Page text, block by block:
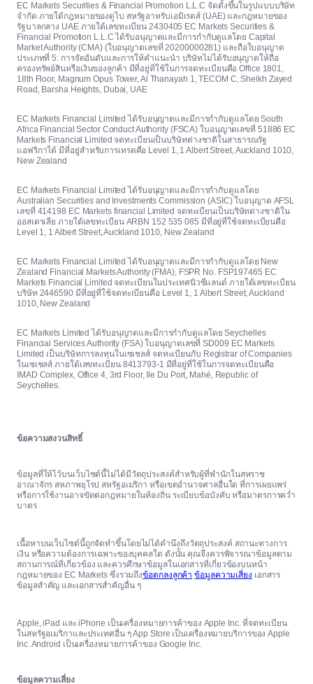
EC Markets Securities & Financial Promotion L.L.C จัดตั้งขึ้นในรูปแบบบริษัท
จำกัด ภายใต้กฎหมายของดูไบ สหรัฐอาหรับเอมิเรตส์ (UAE) และกฎหมายของ
รัฐบาลกลาง UAE ภายใต้เลขทะเบียน 2430405 EC Markets Securities &
Financial Promotion L.L.C ได้รับอนุญาตและมีการกำกับดูแลโดย Capital
Market Authority (CMA) (ใบอนุญาตเลขที่ 20200000281) และถือใบอนุญาต
ประเภทที่ 5: การจัดอันดับและการให้คำแนะนำ บริษัทไม่ได้รับอนุญาตให้ถือ
ครองทรัพย์สินหรือเงินของลูกค้า มีที่อยู่ที่ใช้ในการจดทะเบียนคือ Office 1801,
18th Floor, Magnum Opus Tower, Al Thanayah 1, TECOM C, Sheikh Zayed
Road, Barsha Heights, Dubai, UAE
EC Markets Financial Limited ได้รับอนุญาตและมีการกำกับดูแลโดย South
Africa Financial Sector Conduct Authority (FSCA) ใบอนุญาตเลขที่ 51886 EC
Markets Financial Limited จดทะเบียนเป็นบริษัทต่างชาติในสาธารณรัฐ
แอฟริกาใต้ มีที่อยู่สำหรับการเทรดคือ Level 1, 1 Albert Street, Auckland 1010,
New Zealand
EC Markets Financial Limited ได้รับอนุญาตและมีการกำกับดูแลโดย
Australian Securities and Investments Commission (ASIC) ใบอนุญาต AFSL
เลขที่ 414198 EC Markets financial Limited จดทะเบียนเป็นบริษัทต่างชาติใน
ออสเตรเลีย ภายใต้เลขทะเบียน ARBN 152 535 085 มีที่อยู่ที่ใช้จดทะเบียนคือ
Level 1, 1 Albert Street, Auckland 1010, New Zealand
EC Markets Financial Limited ได้รับอนุญาตและมีการกำกับดูแลโดย New
Zealand Financial Markets Authority (FMA), FSPR No. FSP197465 EC
Markets Financial Limited จดทะเบียนในประเทศนิวซีแลนด์ ภายใต้เลขทะเบียน
บริษัท 2446590 มีที่อยู่ที่ใช้จดทะเบียนคือ Level 1, 1 Albert Street, Auckland
1010, New Zealand
EC Markets Limited ได้รับอนุญาตและมีการกำกับดูแลโดย Seychelles
Financial Services Authority (FSA) ใบอนุญาตเลขที่ SD009 EC Markets
Limited เป็นบริษัทการลงทุนในเซเชลส์ จดทะเบียนกับ Registrar of Companies
ในเซเชลส์ ภายใต้เลขทะเบียน 8413793-1 มีที่อยู่ที่ใช้ในการจดทะเบียนคือ
IMAD Complex, Office 4, 3rd Floor, Ile Du Port, Mahé, Republic of
Seychelles.
ข้อความสงวนสิทธิ์
ข้อมูลที่ให้ไว้บนเว็บไซต์นี้ไม่ได้มีวัตถุประสงค์สำหรับผู้ที่พำนักในสหราช
อาณาจักร สหภาพยุโรป สหรัฐอเมริกา หรือเขตอำนาจศาลอื่นใด ที่การเผยแพร่
หรือการใช้งานอาจขัดต่อกฎหมายในท้องถิ่น ระเบียบข้อบังคับ หรือมาตรการคว่ำ
บาตร
เนื้อหาบนเว็บไซต์นี้ถูกจัดทำขึ้นโดยไม่ได้คำนึงถึงวัตถุประสงค์ สถานะทางการ
เงิน หรือความต้องการเฉพาะของบุคคลใด ดังนั้น คุณจึงควรพิจารณาข้อมูลตาม
สถานการณ์ที่เกี่ยวข้อง และควรศึกษาข้อมูลในเอกสารที่เกี่ยวข้องบนหน้า
กฎหมายของ EC Markets ซึ่งรวมถึงข้อตกลงลูกค้า ข้อมูลความเสี่ยง เอกสาร
ข้อมูลสำคัญ และเอกสารสำคัญอื่น ๆ
Apple, iPad และ iPhone เป็นเครื่องหมายการค้าของ Apple Inc. ที่จดทะเบียน
ในสหรัฐอเมริกาและประเทศอื่น ๆ App Store เป็นเครื่องหมายบริการของ Apple
Inc. Android เป็นเครื่องหมายการค้าของ Google Inc.
ข้อมูลความเสี่ยง